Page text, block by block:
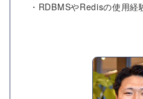
・RDBMSやRedisの使用経